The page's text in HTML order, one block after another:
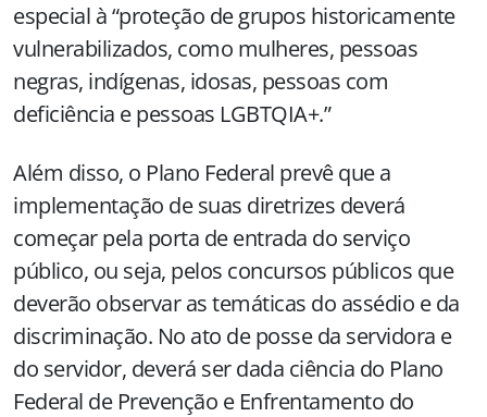
especial à “proteção de grupos historicamente
vulnerabilizados, como mulheres, pessoas
negras, indígenas, idosas, pessoas com
deficiência e pessoas LGBTQIA+.”
Além disso, o Plano Federal prevê que a
implementação de suas diretrizes deverá
começar pela porta de entrada do serviço
público, ou seja, pelos concursos públicos que
deverão observar as temáticas do assédio e da
discriminação. No ato de posse da servidora e
do servidor, deverá ser dada ciência do Plano
Federal de Prevenção e Enfrentamento do